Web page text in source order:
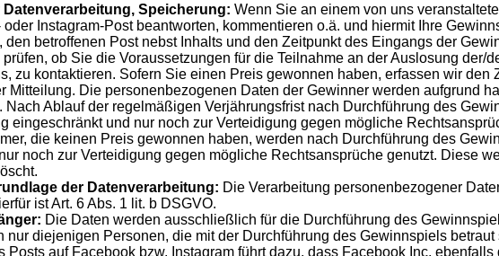
Speicherung: Wenn Sie an einem von uns
Instagram-Post beantworten, kommentieren o.ä. und hiermit Ihre
den betroffenen Post nebst Inhalts und den Zeitpunkt des Eingangs der
ob Sie die Voraussetzungen für die Teilnahme an der Auslosung der/
zu kontaktieren. Sofern Sie einen Preis gewonnen haben, erfassen wir den
Mitteilung. Die personenbezogenen Daten der Gewinner werden aufgrund
Nach Ablauf der regelmäßigen Verjährungsfrist nach Durchführung des
eingeschränkt und nur noch zur Verteidigung gegen mögliche
die keinen Preis gewonnen haben, werden nach Durchführung des
noch zur Verteidigung gegen mögliche Rechtsansprüche genutzt. Diese
der Datenverarbeitung: Die Verarbeitung personenbezogener
ist Art. 6 Abs. 1 lit. b DSGVO.
Die Daten werden ausschließlich für die Durchführung des
nur diejenigen Personen, die mit der Durchführung des Gewinnspiels
Posts auf Facebook bzw. Instagram führt dazu, dass Facebook Inc.